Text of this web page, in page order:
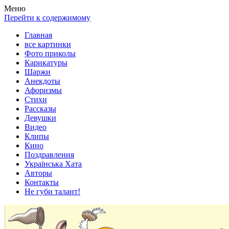
Весела хата — прикольные картинки, смешные истории, клипы!
Покажем всем ваши фото приколы, карикатуры, шаржи, стихи,
Меню
Перейти к содержимому
Главная
все картинки
Фото приколы
Карикатуры
Шаржи
Анекдоты
Афоризмы
Стихи
Рассказы
Девушки
Видео
Клипы
Кино
Поздравления
Українська Хата
Авторы
Контакты
Не губи талант!